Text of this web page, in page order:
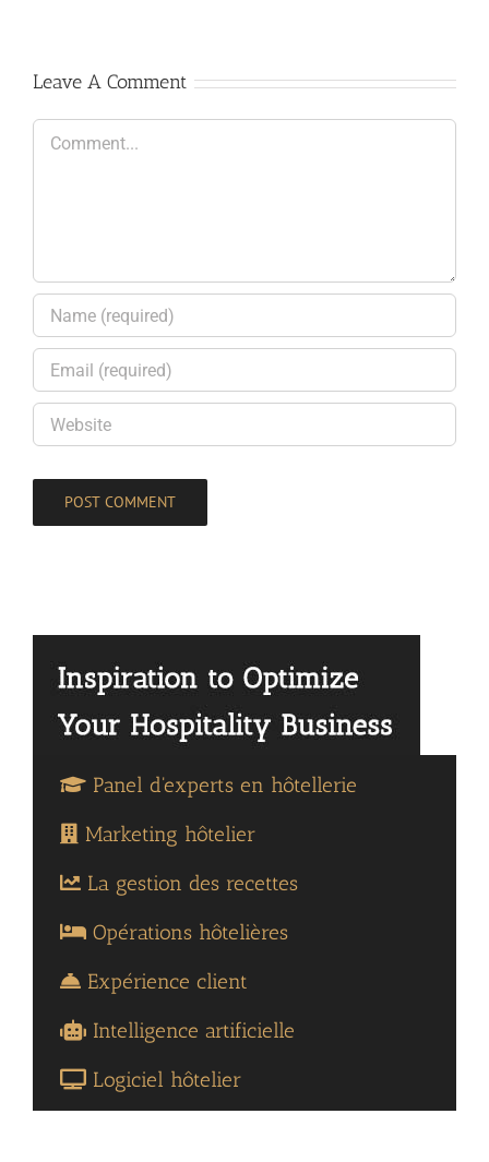
Leave A Comment
Panel d'experts en hôtellerie
Marketing hôtelier
La gestion des recettes
Opérations hôtelières
Expérience client
Intelligence artificielle
Logiciel hôtelier